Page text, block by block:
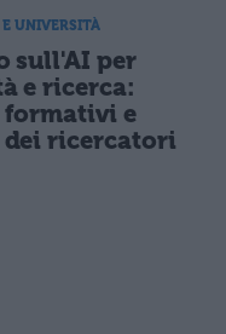
UNIVERSITÀ
sull'AI per
e ricerca:
e
ricercatori